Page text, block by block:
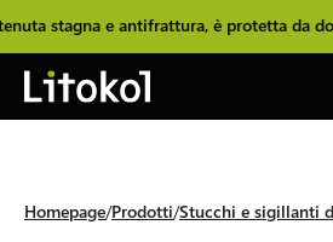
stagna e antifrattura, è protetta da
Homepage Prodotti Stucchi e sigillanti